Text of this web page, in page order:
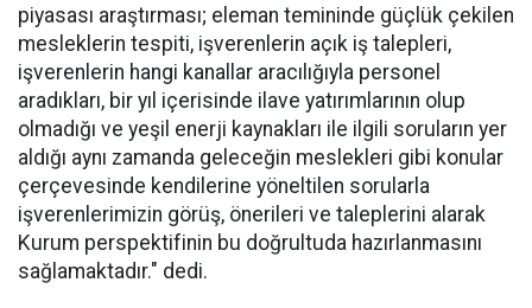
piyasası araştırması; eleman temininde güçlük çekilen
mesleklerin tespiti, işverenlerin açık iş talepleri,
işverenlerin hangi kanallar aracılığıyla personel
aradıkları, bir yıl içerisinde ilave yatırımlarının olup
olmadığı ve yeşil enerji kaynakları ile ilgili soruların yer
aldığı aynı zamanda geleceğin meslekleri gibi konular
çerçevesinde kendilerine yöneltilen sorularla
işverenlerimizin görüş, önerileri ve taleplerini alarak
Kurum perspektifinin bu doğrultuda hazırlanmasını
sağlamaktadır." dedi.